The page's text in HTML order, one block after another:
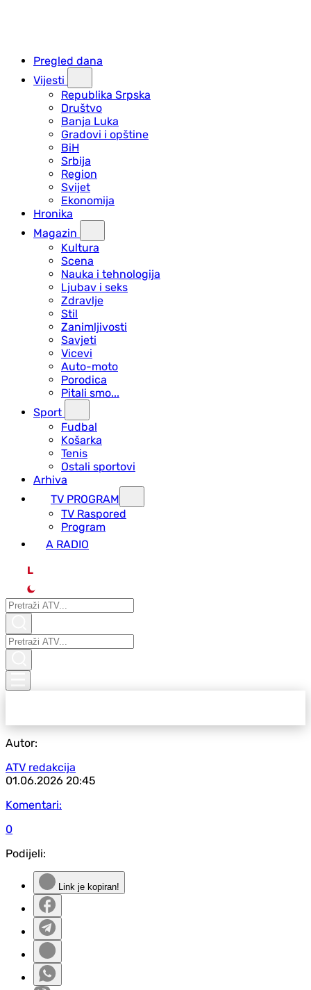
Pregled dana
Vijesti
Republika Srpska
Društvo
Banja Luka
Gradovi i opštine
BiH
Srbija
Region
Svijet
Ekonomija
Hronika
Magazin
Kultura
Scena
Nauka i tehnologija
Ljubav i seks
Zdravlje
Stil
Zanimljivosti
Savjeti
Vicevi
Auto-moto
Porodica
Pitali smo...
Sport
Fudbal
Košarka
Tenis
Ostali sportovi
Arhiva
TV PROGRAM
ТV Raspored
Program
A RADIO
L
Autor:
ATV redakcija
01.06.2026 20:45
Komentari:
0
Podijeli:
Link je kopiran!